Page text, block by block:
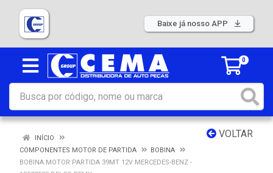
Baixe já nosso APP
0
VOLTAR
INÍCIO
COMPONENTES MOTOR DE PARTIDA
BOBINA
BOBINA MOTOR PARTIDA 39MT 12V MERCEDES-BENZ -